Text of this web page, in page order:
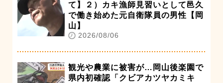
て】２）カキ漁師見習いとして邑久
で働き始めた元自衛隊員の男性【岡
山】
2026/08/06
観光や農業に被害が…岡山後楽園で
県内初確認「クビアカツヤカミキ